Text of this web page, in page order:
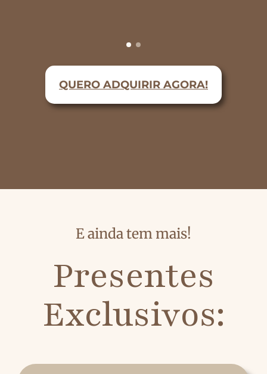
QUERO ADQUIRIR AGORA!
E ainda tem mais!
Presentes
Exclusivos: